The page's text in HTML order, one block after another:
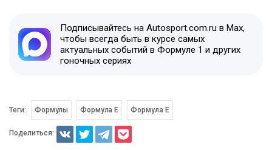
Подписывайтесь на Autosport.com.ru в Max,
чтобы всегда быть в курсе самых
актуальных событий в Формуле 1 и других
гоночных сериях
Теги: Формулы Формула E Формула Е
Поделиться: